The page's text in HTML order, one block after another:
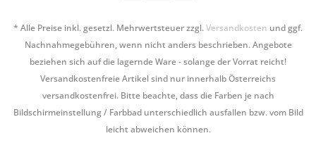
* Alle Preise inkl. gesetzl. Mehrwertsteuer zzgl.Versandkosten und ggf.
Nachnahmegebühren, wenn nicht anders beschrieben. Angebote
beziehen sich auf die lagernde Ware - solange der Vorrat reicht!
Versandkostenfreie Artikel sind nur innerhalb Österreichs
versandkostenfrei. Bitte beachte, dass die Farben je nach
Bildschirmeinstellung / Farbbad unterschiedlich ausfallen bzw. vom Bild
leicht abweichen können.